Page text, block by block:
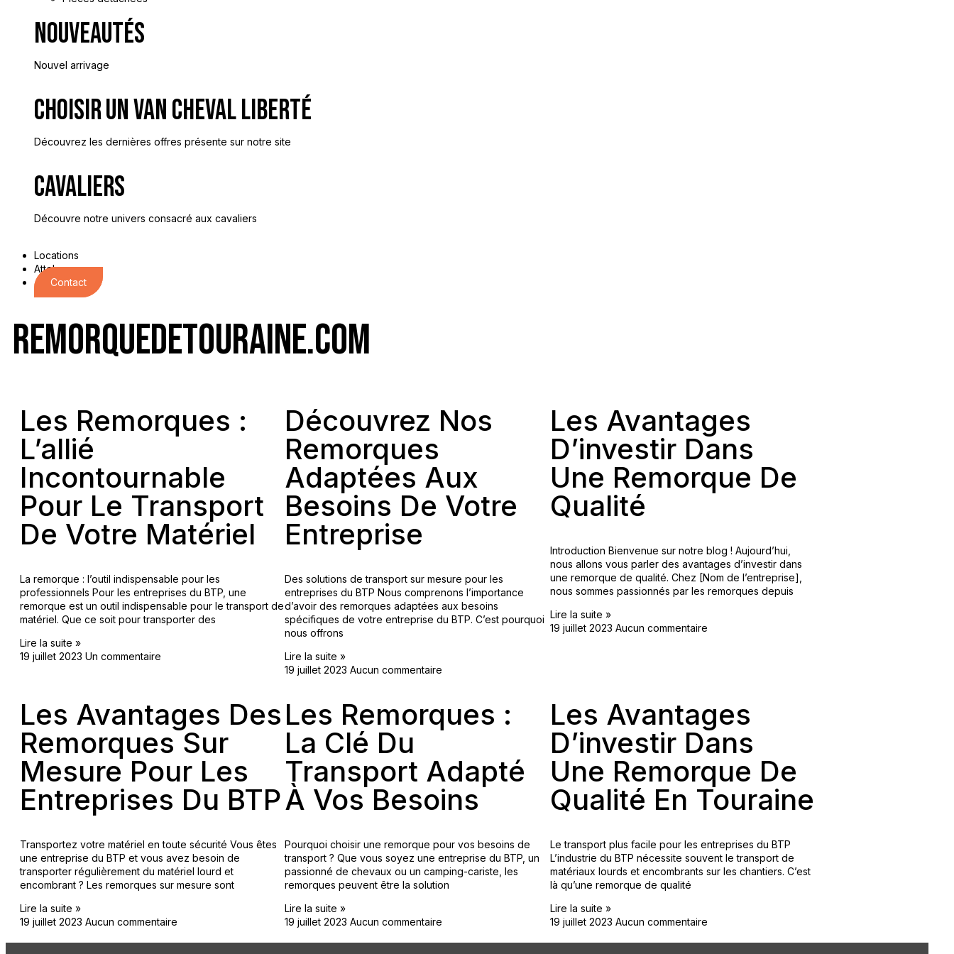
Nouveautés
Nouvel arrivage
Choisir Un Van Cheval Liberté
Découvrez les dernières offres présente sur notre site
Cavaliers
Découvre notre univers consacré aux cavaliers
Locations
Attelages
Contact
REMORQUEDETOURAINE.COM
Les Remorques :
L’allié
Incontournable
Pour Le Transport
De Votre Matériel
La remorque : l’outil indispensable pour les
professionnels Pour les entreprises du BTP, une
remorque est un outil indispensable pour le transport de
matériel. Que ce soit pour transporter des
Lire la suite »
19 juillet 2023 Un commentaire
Découvrez Nos
Remorques
Adaptées Aux
Besoins De Votre
Entreprise
Des solutions de transport sur mesure pour les
entreprises du BTP Nous comprenons l’importance
d’avoir des remorques adaptées aux besoins
spécifiques de votre entreprise du BTP. C’est pourquoi
nous offrons
Lire la suite »
19 juillet 2023Aucun commentaire
Les Avantages
D’investir Dans
Une Remorque De
Qualité
Introduction Bienvenue sur notre blog ! Aujourd’hui,
nous allons vous parler des avantages d’investir dans
une remorque de qualité. Chez [Nom de l’entreprise],
nous sommes passionnés par les remorques depuis
Lire la suite »
19 juillet 2023 Aucun commentaire
Les Avantages Des
Remorques Sur
Mesure Pour Les
Entreprises Du BTP
Transportez votre matériel en toute sécurité Vous êtes
une entreprise du BTP et vous avez besoin de
transporter régulièrement du matériel lourd et
encombrant ? Les remorques sur mesure sont
Lire la suite »
19 juillet 2023 Aucun commentaire
Les Remorques :
La Clé Du
Transport Adapté
À Vos Besoins
Pourquoi choisir une remorque pour vos besoins de
transport ? Que vous soyez une entreprise du BTP, un
passionné de chevaux ou un camping-cariste, les
remorques peuvent être la solution
Lire la suite »
19 juillet 2023Aucun commentaire
Les Avantages
D’investir Dans
Une Remorque De
Qualité En Touraine
Le transport plus facile pour les entreprises du BTP
L’industrie du BTP nécessite souvent le transport de
matériaux lourds et encombrants sur les chantiers. C’est
là qu’une remorque de qualité
Lire la suite »
19 juillet 2023 Aucun commentaire